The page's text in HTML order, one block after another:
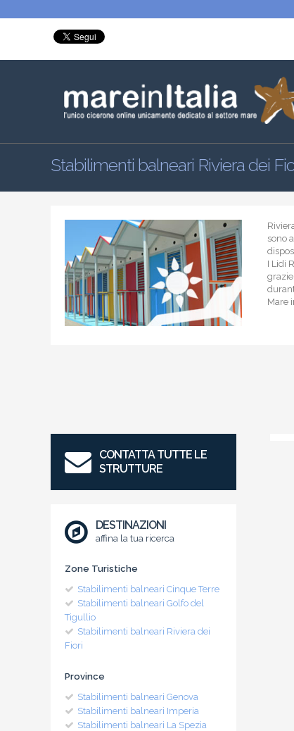
Stabilimenti balneari Riviera dei
sono
I Lidi
Mare
CONTATTA TUTTE LE
STRUTTURE
DESTINAZIONI
affina la tua ricerca
Zone Turistiche
Stabilimenti balneari Cinque Terre
Stabilimenti balneari Golfo del
Tigullio
Stabilimenti balneari Riviera dei
Fiori
Province
Stabilimenti balneari Genova
Stabilimenti balneari Imperia
Stabilimenti balneari La Spezia